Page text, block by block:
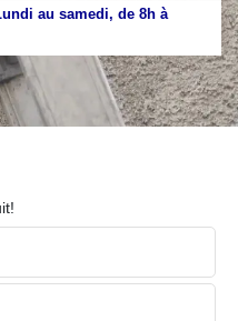
au samedi, de 8h à